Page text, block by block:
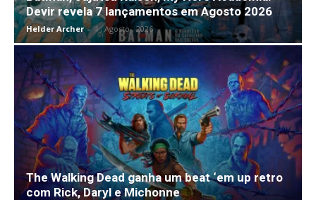
Devir revela 7 lançamentos em Agosto 2026
Helder Archer - 4 , Agosto , 2026
The Walking Dead ganha um beat ‘em up retro
com Rick, Daryl e Michonne